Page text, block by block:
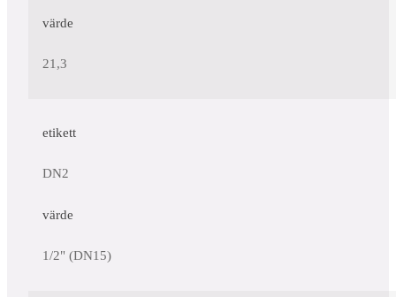
värde
21,3
etikett
DN2
värde
1/2" (DN15)